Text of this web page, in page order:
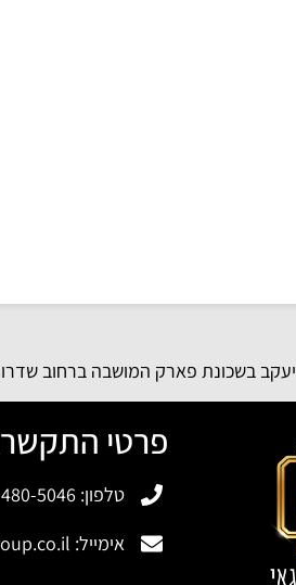
בשכונת פארק המושבה ברחוב
פרטי
טלפון: 050-480-5046
אימייל: